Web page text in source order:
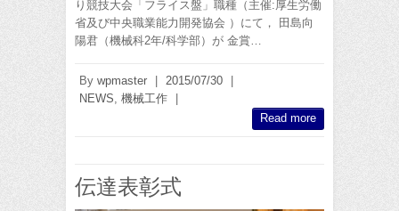
り競技大会「フライス盤」職種（主催:厚生労働
省及び中央職業能力開発協会 ）にて， 田島向
陽君（機械科2年/科学部）が 金賞…
By wpmaster 2015/07/30
NEWS 機械工作
Read more
伝達表彰式